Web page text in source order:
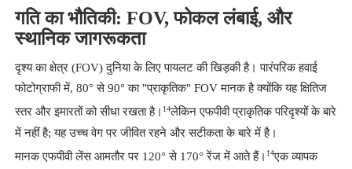
गति का भौतिकी: FOV, फोकल लंबाई, और
स्थानिक जागरूकता
दृश्य का क्षेत्र (FOV) दुनिया के लिए पायलट की खिड़की है। पारंपरिक हवाई
फोटोग्राफी में, 80° से 90° का "प्राकृतिक" FOV मानक है क्योंकि यह क्षितिज
स्तर और इमारतों को सीधा रखता है। 14लेकिन एफपीवी प्राकृतिक परिदृश्यों के बारे
में नहीं है; यह उच्च वेग पर जीवित रहने और सटीकता के बारे में है।
मानक एफपीवी लेंस आमतौर पर 120° से 170° रेंज में आते हैं। 14एक व्यापक